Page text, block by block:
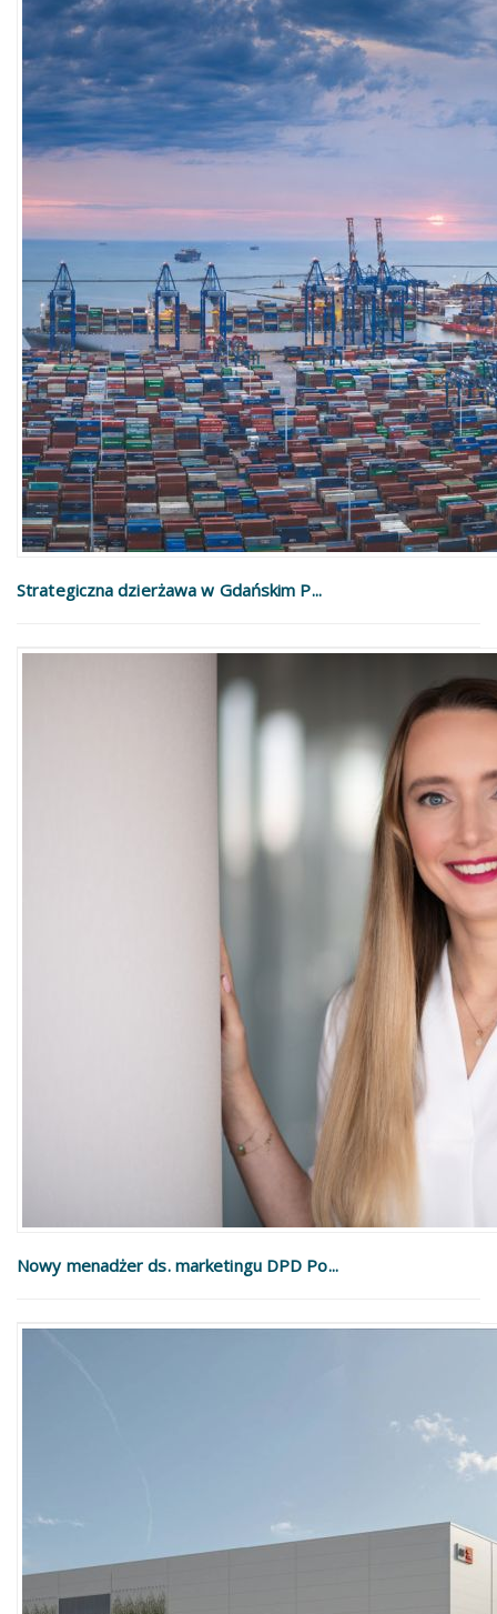
Strategiczna dzierżawa w Gdańskim P...
Nowy menadżer ds. marketingu DPD Po...